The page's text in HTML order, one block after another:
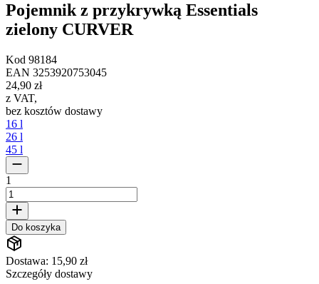
Pojemnik z przykrywką Essentials
zielony CURVER
Kod 98184
EAN 3253920753045
24,90 zł
z VAT,
bez kosztów dostawy
16 l
26 l
45 l
1
Do koszyka
Dostawa: 15,90 zł
Szczegóły dostawy